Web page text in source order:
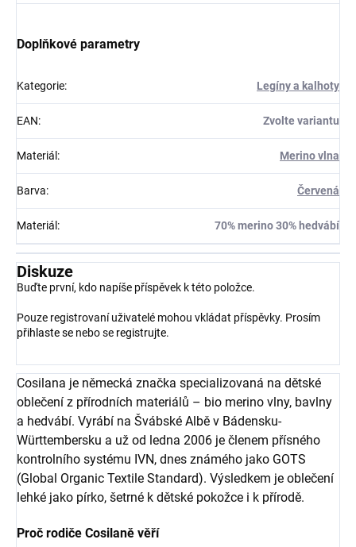
Doplňkové parametry
Kategorie: Legíny a kalhoty
EAN: Zvolte variantu
Materiál : Merino vlna
Barva: Červená
Materiál : 70% merino 30% hedvábí
Diskuze
Buďte první, kdo napíše příspěvek k této položce.
Pouze registrovaní uživatelé mohou vkládat příspěvky. Prosím
přihlaste se nebo se registrujte.
Cosilana je německá značka specializovaná na dětské
oblečení z přírodních materiálů – bio merino vlny, bavlny
a hedvábí. Vyrábí na Švábské Albě v Bádensku-
Württembersku a už od ledna 2006 je členem přísného
kontrolního systému IVN, dnes známého jako GOTS
(Global Organic Textile Standard). Výsledkem je oblečení
lehké jako pírko, šetrné k dětské pokožce i k přírodě.
Proč rodiče Cosilaně věří